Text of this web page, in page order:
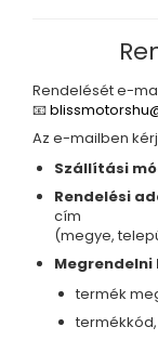
Rendelését e-
📧
Az e-mailben
Szállítási
Rendelési
cím
(megye,
termék